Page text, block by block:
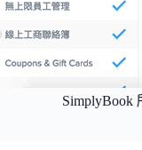
SimplyBook